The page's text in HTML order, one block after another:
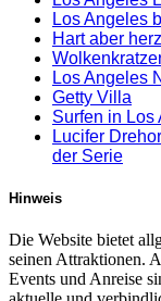
Los Angeles
Hart aber
Los Angeles
Getty Villa
Surfen in Los
Lucifer
der Serie
Hinweis
Die Website bietet
seinen Attraktionen.
Events und Anreise